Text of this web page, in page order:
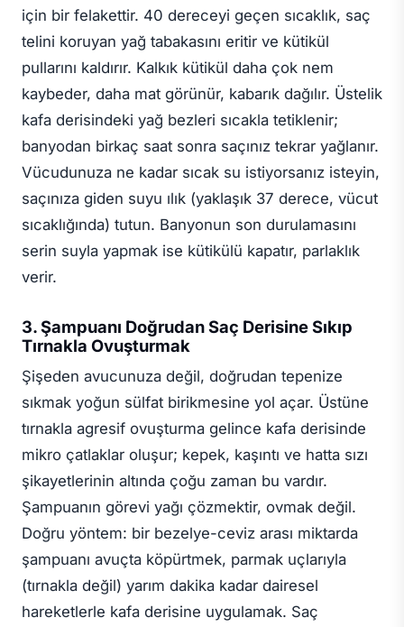
için bir felakettir. 40 dereceyi geçen sıcaklık, saç
telini koruyan yağ tabakasını eritir ve kütikül
pullarını kaldırır. Kalkık kütikül daha çok nem
kaybeder, daha mat görünür, kabarık dağılır. Üstelik
kafa derisindeki yağ bezleri sıcakla tetiklenir;
banyodan birkaç saat sonra saçınız tekrar yağlanır.
Vücudunuza ne kadar sıcak su istiyorsanız isteyin,
saçınıza giden suyu ılık (yaklaşık 37 derece, vücut
sıcaklığında) tutun. Banyonun son durulamasını
serin suyla yapmak ise kütikülü kapatır, parlaklık
verir.
3. Şampuanı Doğrudan Saç Derisine Sıkıp
Tırnakla Ovuşturmak
Şişeden avucunuza değil, doğrudan tepenize
sıkmak yoğun sülfat birikmesine yol açar. Üstüne
tırnakla agresif ovuşturma gelince kafa derisinde
mikro çatlaklar oluşur; kepek, kaşıntı ve hatta sızı
şikayetlerinin altında çoğu zaman bu vardır.
Şampuanın görevi yağı çözmektir, ovmak değil.
Doğru yöntem: bir bezelye-ceviz arası miktarda
şampuanı avuçta köpürtmek, parmak uçlarıyla
(tırnakla değil) yarım dakika kadar dairesel
hareketlerle kafa derisine uygulamak. Saç